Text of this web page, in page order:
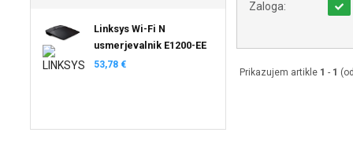
Linksys Wi-Fi N
usmerjevalnik E1200-EE
53,78 €
Zaloga:
Prikazujem artikle 1 - 1 (od